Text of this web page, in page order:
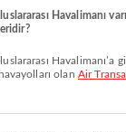
Havalimanı
olan Air